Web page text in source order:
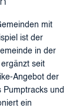
mit
ist der
in der
seit
Angebot der
Pumptracks und
ein